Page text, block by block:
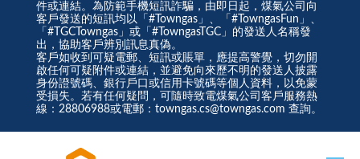
件或連結。為防範手機短訊詐騙，由即日起，煤氣公司向
客戶發送的短訊均以「#Towngas」、「#TowngasFun」、
「#TGCTowngas」或「#TowngasTGC」的發送人名稱發
出，協助客戶辨別訊息真偽。
客戶如收到可疑電郵、短訊或賬單，應提高警覺，切勿開
啟任何可疑附件或連結，並避免向來歷不明的發送人披露
身份證號碼、銀行戶口或信用卡號碼等個人資料，以免蒙
受損失。若有任何疑問，可隨時致電煤氣公司客戶服務熱
線：28806988或電郵：towngas.cs@towngas.com 查詢。